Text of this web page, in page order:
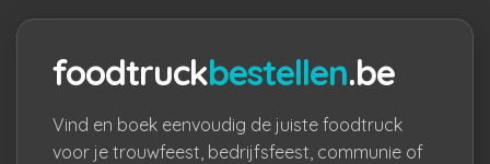
foodtruckbestellen.be
Vind en boek eenvoudig de juiste foodtruck
voor je trouwfeest, bedrijfsfeest, communie of